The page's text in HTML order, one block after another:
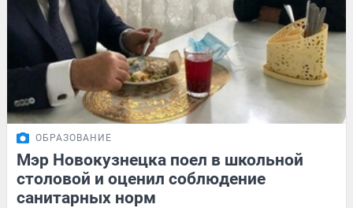
ОБРАЗОВАНИЕ
Мэр Новокузнецка поел в школьной
столовой и оценил соблюдение
санитарных норм